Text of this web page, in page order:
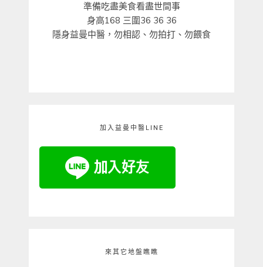
準備吃盡美食看盡世間事
身高168 三圍36 36 36
隱身益曼中醫，勿相認、勿拍打、勿餵食
加入益曼中醫LINE
來其它地盤瞧瞧